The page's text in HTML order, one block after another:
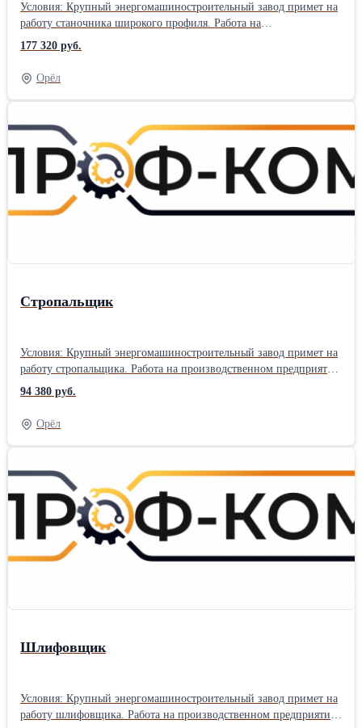
Условия: Крупный энергомашиностроительный завод примет на
работу станочника широкого профиля. Работа на
производственном предприятии в г. Санкт-Петербург. Вахтовый
метод работы 60/30. Прямой работодатель. Трудоустройство
официальное, согласно ТК РФ. График работы на выбор, 5/2 по 8
часов или 6/1 по 11 часов. Заработная плата 620 руб./час, от
109120-177320 руб./мес. (зависит от графика работы).
(квартира на несколько человек). Проезд компенсируем в обе
стороны после отработанной командировки. Питание за свой
счет. Обязанности: Работа на оборудовании: -Станок
горизонтально-расточной ВД-200А -Станок токарно-
карусельный С5112А -Станок токарный 16К40 -Станок
вертикально-фрезерный Х53К/1 -Станок горизонтально-
разряд 3-4
177 320 руб.
Орёл
Стропальщик
Условия: Крупный энергомашиностроительный завод примет на
работу стропальщика. Работа на производственном предприятии
в г. Санкт-Петербург. Вахтовый метод работы 60/30. Прямой
работодатель. Трудоустройство официальное, согласно ТК РФ.
График работы на выбор, 5/2 по 8 часов или 6/1 по 11 часов.
Заработная плата 330 руб./час, от 58 080 - 94 380 руб./мес.
(зависит от графика работы). Предоставляется благоустроенное
компенсируем в обе стороны после отработанной командировки.
Питание за свой счет. Обязанности: Осуществление строповки
особо ответственных изделий, узлов машин, аппаратов и
механизмов. Требования: Опыт проведения аналогичных работ
от 3 лет, наличие действующего удостоверения на управление
краном с пола, знания и умения кантовать негабаритные
94 380 руб.
Орёл
Шлифовщик
Условия: Крупный энергомашиностроительный завод примет на
работу шлифовщика. Работа на производственном предприятии